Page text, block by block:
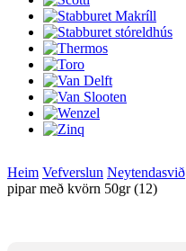
Heim Vefverslun Neytendasvið
pipar með kvörn 50gr (12)